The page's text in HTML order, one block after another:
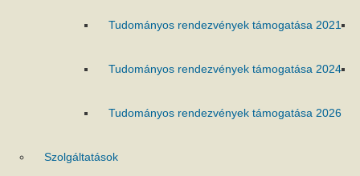
Tudományos rendezvények támogatása 2021
Tudományos rendezvények támogatása 2024
Tudományos rendezvények támogatása 2026
Szolgáltatások